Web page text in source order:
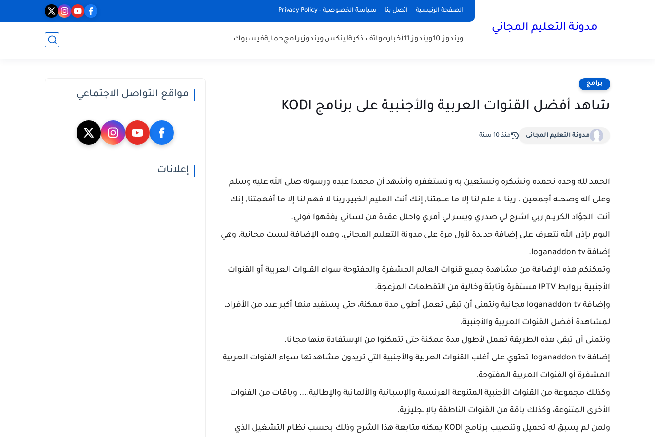
الصفحة الرئيسية اتصل بنا سياسة الخصوصية - Privacy Policy
مدونة التعليم المجاني
ويندوز 10 ويندوز 11 أخبارهواتف ذكيةلينكسويندوزبرامجحمايةفيسبوك
برامج
شاهد أفضل القنوات العربية والأجنبية على برنامج KODI
مدونة التعليم المجاني منذ 10 سنة
الحمد لله وحده نحمده ونشكره ونستعين به ونستغفره وأشهد أن محمدا عبده ورسوله صلى الله عليه وسلم
وعلى آله وصحبه أجمعين . ربنا لا علم لنا إلا ما علمتنا, إنك أنت العليم الخبير.ربنا لا فهم لنا إلا ما أفهمتنا, إنك
أنت الجوّاد الكريــم ربي اشرح لي صدري ويسر لي أمري واحلل عقدة من لساني يفقهوا قولي.
اليوم بإذن الله نتعرف على إضافة جديدة لأول مرة على مدونة التعليم المجاني، وهذه الإضافة ليست مجانية، وهي
إضافة loganaddon tv.
وتمكنكم هذه الإضافة من مشاهدة جميع قنوات العالم المشفرة والمفتوحة سواء القنوات العربية أو القنوات
الأجنبية بروابط IPTV مستقرة وتابثة وخالية من التقطعات المزعجة.
وإضافة loganaddon tv مجانية ونتمنى أن تبقى تعمل أطول مدة ممكنة، حتى يستفيد منها أكبر عدد من الأفراد،
لمشاهدة أفضل القنوات العربية والأجنبية.
ونتمنى أن تبقى هذه الطريقة تعمل لأطول مدة ممكنة حتى تتمكنوا من الإستفادة منها مجانا.
إضافة loganaddon tv تحتوي على أغلب القنوات العربية والأجنبية التي تريدون مشاهدتها سواء القنوات العربية
المشفرة أو القنوات العربية المفتوحة.
وكذلك مجموعة من القنوات الأجنبية المتنوعة الفرنسية والإسبانية والألمانية والإطالية.... وباقات من القنوات
الأخرى المتنوعة، وكذلك باقة من القنوات الناطقة بالإنجليزية.
ولمن لم يسبق له تحميل وتنصيب برنامج KODI يمكنه متابعة هذا الشرح وذلك بحسب نظام التشغيل الذي
مواقع التواصل الاجتماعي
إعلانات